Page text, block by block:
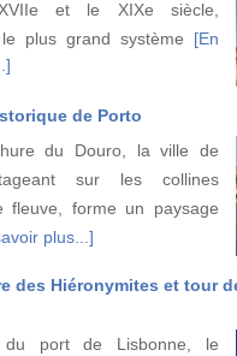
et le XIXe siècle,
plus grand système [En
de Porto
du Douro, la ville de
sur les collines
fleuve, forme un paysage
plus...]
des Hiéronymites et tour
port de Lisbonne, le